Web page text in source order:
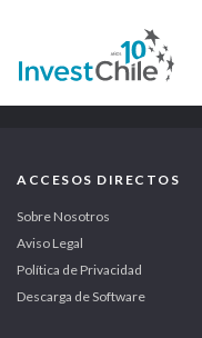
ACCESOS DIRECTOS
Sobre Nosotros
Aviso Legal
Política de Privacidad
Descarga de Software